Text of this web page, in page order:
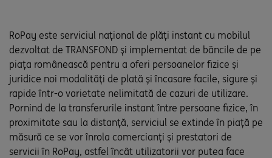
RoPay este serviciul național de plăți instant cu mobilul
dezvoltat de TRANSFOND și implementat de băncile de pe
piața românească pentru a oferi persoanelor fizice și
juridice noi modalități de plată și încasare facile, sigure și
rapide într-o varietate nelimitată de cazuri de utilizare.
Pornind de la transferurile instant între persoane fizice, în
proximitate sau la distanță, serviciul se extinde în piață pe
măsură ce se vor înrola comercianți și prestatori de
servicii în RoPay, astfel încât utilizatorii vor putea face